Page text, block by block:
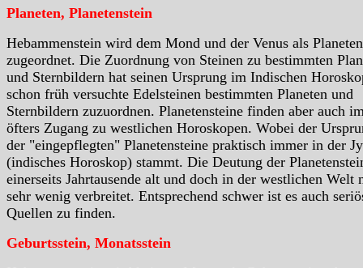
Planeten, Planetenstein
Hebammenstein wird dem Mond und der Venus als
zugeordnet. Die Zuordnung von Steinen zu bestimmten
und Sternbildern hat seinen Ursprung im Indischen
schon früh versuchte Edelsteinen bestimmten Planeten und
Sternbildern zuzuordnen. Planetensteine finden aber auch
öfters Zugang zu westlichen Horoskopen. Wobei der
der "eingepflegten" Planetensteine praktisch immer in der
(indisches Horoskop) stammt. Die Deutung der
einerseits Jahrtausende alt und doch in der westlichen Welt
sehr wenig verbreitet. Entsprechend schwer ist es auch
Quellen zu finden.
Geburtsstein, Monatsstein